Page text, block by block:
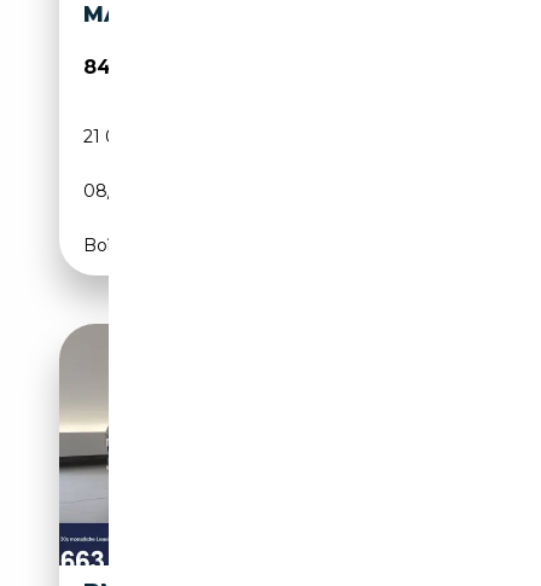
MASSAGE
84 900€
21 000 km
08/2025
Boîte automatique